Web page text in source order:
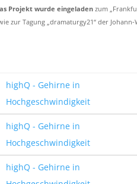
Projekt wurde eingeladen zum
zur Tagung „dramaturgy21“ der
highQ - Gehirne in
Hochgeschwindigkeit
highQ - Gehirne in
Hochgeschwindigkeit
highQ - Gehirne in